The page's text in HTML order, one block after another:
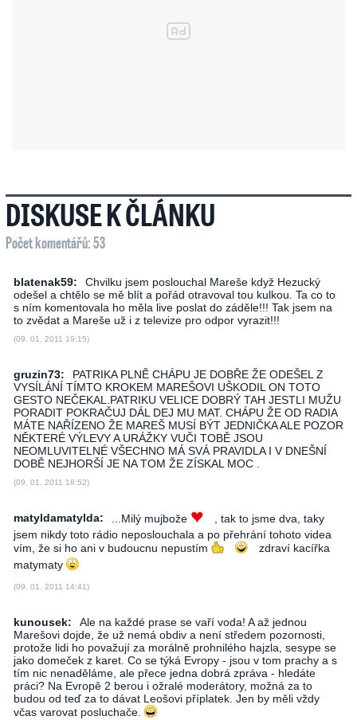
DISKUSE K ČLÁNKU
Počet komentářů: 53
blatenak59:
Chvilku jsem poslouchal Mareše když Hezucký
odešel a chtělo se mě blít a pořád otravoval tou kulkou. Ta co to
s ním komentovala ho měla live poslat do záděle!!! Tak jsem na
to zvědat a Mareše už i z televize pro odpor vyrazit!!!
(09. 01. 2011 19:15)
gruzin73:
PATRIKA PLNĚ CHÁPU JE DOBŘE ŽE ODEŠEL Z
VYSÍLÁNÍ TÍMTO KROKEM MAREŠOVI UŠKODIL ON TOTO
GESTO NEČEKAL.PATRIKU VELICE DOBRÝ TAH JESTLI MUŽU
PORADIT POKRAČUJ DÁL DEJ MU MAT. CHÁPU ŽE OD RADIA
MÁTE NAŘÍZENO ŽE MAREŠ MUSÍ BÝT JEDNIČKA ALE POZOR
NĚKTERÉ VÝLEVY A URÁŽKY VUČI TOBĚ JSOU
NEOMLUVITELNÉ VŠECHNO MÁ SVÁ PRAVIDLA I V DNEŠNÍ
DOBĚ NEJHORŠÍ JE NA TOM ŽE ZÍSKAL MOC .
(09. 01. 2011 18:52)
matyldamatylda: ...Milý mujbože
, tak to jsme dva, taky
jsem nikdy toto rádio neposlouchala a po přehrání tohoto videa
vím, že si ho ani v budoucnu nepustím
zdraví kacířka
matymaty
(09. 01. 2011 14:41)
kunousek:
Ale na každé prase se vaří voda! A až jednou
Marešovi dojde, že už nemá obdiv a není středem pozornosti,
protože lidi ho považují za morálně prohnilého hajzla, sesype se
jako domeček z karet. Co se týká Evropy - jsou v tom prachy a s
tím nic nenaděláme, ale přece jedna dobrá zpráva - hledáte
práci? Na Evropě 2 berou i ožralé moderátory, možná za to
budou od teď za to dávat Leošovi příplatek. Jen by měli vždy
včas varovat posluchače.